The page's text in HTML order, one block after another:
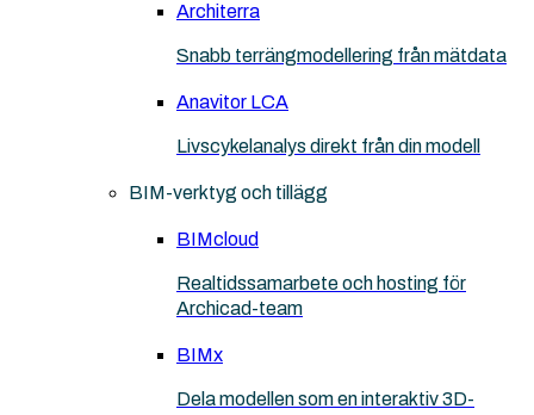
Architerra
Snabb terrängmodellering från mätdata
Anavitor LCA
Livscykelanalys direkt från din modell
BIM-verktyg och tillägg
BIMcloud
Realtidssamarbete och hosting för
Archicad-team
BIMx
Dela modellen som en interaktiv 3D-